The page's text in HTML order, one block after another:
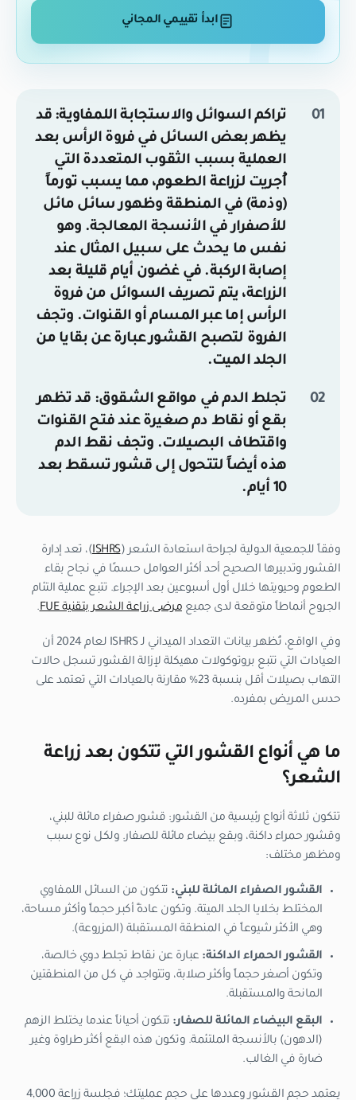
ابدأ تقييمي المجاني
تراكم السوائل والاستجابة اللمفاوية: قد
يظهر بعض السائل في فروة الرأس بعد
العملية بسبب الثقوب المتعددة التي
أُجريت لزراعة الطعوم، مما يسبب تورماً
(وذمة) في المنطقة وظهور سائل مائل
للأصفرار في الأنسجة المعالجة. وهو
نفس ما يحدث على سبيل المثال عند
إصابة الركبة. في غضون أيام قليلة بعد
الزراعة، يتم تصريف السوائل من فروة
الرأس إما عبر المسام أو القنوات. وتجف
الفروة لتصبح القشور عبارة عن بقايا من
الجلد الميت.
تجلط الدم في مواقع الشقوق: قد تظهر
بقع أو نقاط دم صغيرة عند فتح القنوات
واقتطاف البصيلات. وتجف نقط الدم
هذه أيضاً لتتحول إلى قشور تسقط بعد
10 أيام.
وفقاً للجمعية الدولية لجراحة استعادة الشعر (ISHRS)، تعد إدارة
القشور وتدبيرها الصحيح أحد أكثر العوامل حسمًا في نجاح بقاء
الطعوم وحيويتها خلال أول أسبوعين بعد الإجراء. تتبع عملية التئام
الجروح أنماطاً متوقعة لدى جميع مرضى زراعة الشعر بتقنية FUE .
وفي الواقع، تُظهر بيانات التعداد الميداني لـ ISHRS لعام 2024 أن
العيادات التي تتبع بروتوكولات مهيكلة لإزالة القشور تسجل حالات
التهاب بصيلات أقل بنسبة 23% مقارنة بالعيادات التي تعتمد على
حدس المريض بمفرده.
ما هي أنواع القشور التي تتكون بعد زراعة
الشعر؟
تتكون ثلاثة أنواع رئيسية من القشور: قشور صفراء مائلة للبني،
وقشور حمراء داكنة، وبقع بيضاء مائلة للصفار. ولكل نوع سبب
ومظهر مختلف:
القشور الصفراء المائلة للبني: تتكون من السائل اللمفاوي
المختلط بخلايا الجلد الميتة. وتكون عادةً أكبر حجماً وأكثر مساحة،
وهي الأكثر شيوعاً في المنطقة المستقبلة (المزروعة).
القشور الحمراء الداكنة: عبارة عن نقاط تجلط دوي خالصة،
وتكون أصغر حجماً وأكثر صلابة، وتتواجد في كل من المنطقتين
المانحة والمستقبلة.
البقع البيضاء المائلة للصفار: تتكون أحياناً عندما يختلط الزهم
(الدهون) بالأنسجة الملتئمة. وتكون هذه البقع أكثر طراوة وغير
ضارة في الغالب.
يعتمد حجم القشور وعددها على حجم عمليتك؛ فجلسة زراعة 4,000